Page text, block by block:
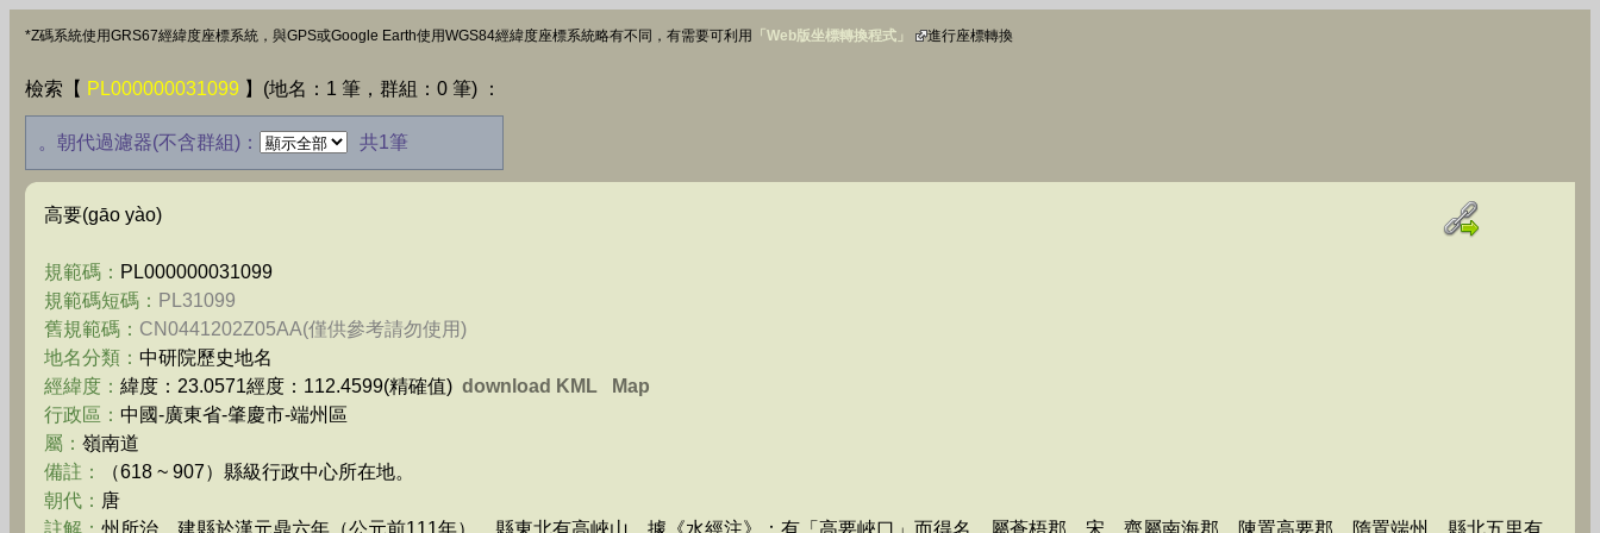
*Z碼系統使用GRS67經緯度座標系統，與GPS或Google Earth使用WGS84經緯度座標系統略有不同，有需要可利用 「Web版坐標轉換程式」 進行座標轉換
檢索【 PL000000031099 】(地名：1 筆，群組：0 筆) ：
。朝代過濾器(不含群組)： 共1筆
高要(gāo yào)
規範碼： PL000000031099
規範碼短碼： PL31099
舊規範碼： CN0441202Z05AA(僅供參考請勿使用)
地名分類： 中研院歷史地名
經緯度： 緯度：23.0571經度：112.4599(精確值) download KML
Map
行政區： 中國-廣東省-肇慶市-端州區
屬： 嶺南道
備註：
（618 ~ 907）縣級行政中心所在地。
朝代： 唐
註解： 州所治。建縣於漢元鼎六年（公元前111年），縣東北有高峽山。據《水經注》：有「高要峽口」而得名。屬蒼梧郡。宋、齊屬南海郡。陳置高要郡，隋置端州。縣北五里有